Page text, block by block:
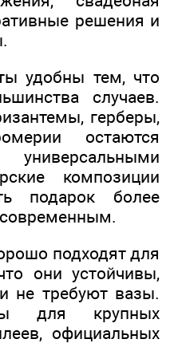
решения и
удобны тем, что
случаев.
герберы,
остаются
композиции
подарок более
подходят для
они устойчивы,
не требуют вазы.
для крупных
официальных